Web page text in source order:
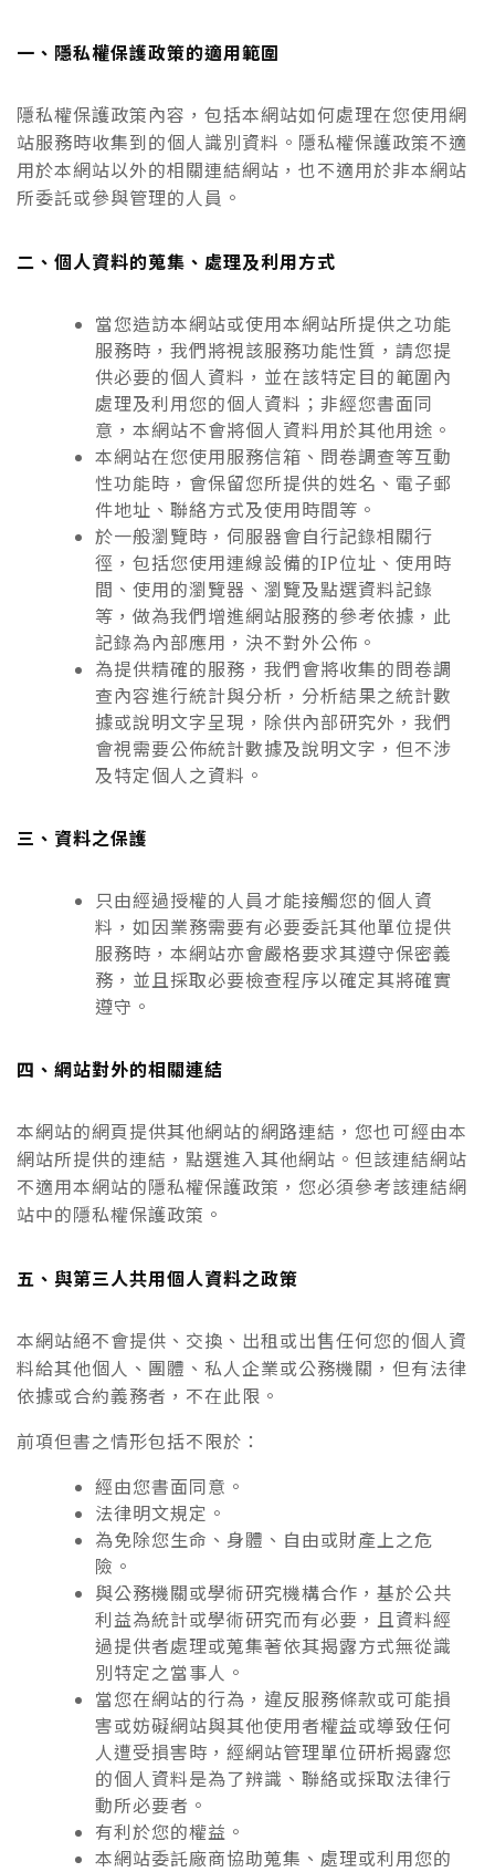
一、隱私權保護政策的適用範圍
隱私權保護政策內容，包括本網站如何處理在您使用網
站服務時收集到的個人識別資料。隱私權保護政策不適
用於本網站以外的相關連結網站，也不適用於非本網站
所委託或參與管理的人員。
二、個人資料的蒐集、處理及利用方式
當您造訪本網站或使用本網站所提供之功能
服務時，我們將視該服務功能性質，請您提
供必要的個人資料，並在該特定目的範圍內
處理及利用您的個人資料；非經您書面同
意，本網站不會將個人資料用於其他用途。
本網站在您使用服務信箱、問卷調查等互動
性功能時，會保留您所提供的姓名、電子郵
件地址、聯絡方式及使用時間等。
於一般瀏覽時，伺服器會自行記錄相關行
徑，包括您使用連線設備的IP位址、使用時
間、使用的瀏覽器、瀏覽及點選資料記錄
等，做為我們增進網站服務的參考依據，此
記錄為內部應用，決不對外公佈。
為提供精確的服務，我們會將收集的問卷調
查內容進行統計與分析，分析結果之統計數
據或說明文字呈現，除供內部研究外，我們
會視需要公佈統計數據及說明文字，但不涉
及特定個人之資料。
三、資料之保護
只由經過授權的人員才能接觸您的個人資
料，如因業務需要有必要委託其他單位提供
服務時，本網站亦會嚴格要求其遵守保密義
務，並且採取必要檢查程序以確定其將確實
遵守。
四、網站對外的相關連結
本網站的網頁提供其他網站的網路連結，您也可經由本
網站所提供的連結，點選進入其他網站。但該連結網站
不適用本網站的隱私權保護政策，您必須參考該連結網
站中的隱私權保護政策。
五、與第三人共用個人資料之政策
本網站絕不會提供、交換、出租或出售任何您的個人資
料給其他個人、團體、私人企業或公務機關，但有法律
依據或合約義務者，不在此限。
前項但書之情形包括不限於：
經由您書面同意。
法律明文規定。
為免除您生命、身體、自由或財產上之危
險。
與公務機關或學術研究機構合作，基於公共
利益為統計或學術研究而有必要，且資料經
過提供者處理或蒐集著依其揭露方式無從識
別特定之當事人。
當您在網站的行為，違反服務條款或可能損
害或妨礙網站與其他使用者權益或導致任何
人遭受損害時，經網站管理單位研析揭露您
的個人資料是為了辨識、聯絡或採取法律行
動所必要者。
有利於您的權益。
本網站委託廠商協助蒐集、處理或利用您的